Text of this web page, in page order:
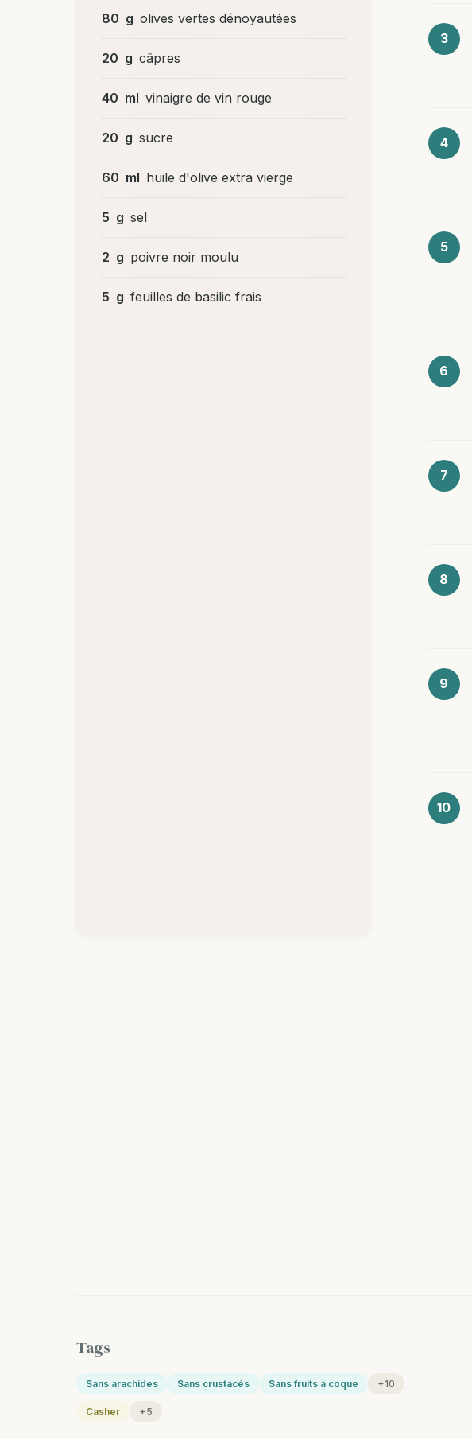
80 g olives vertes dénoyautées
20 g câpres
40 ml vinaigre de vin rouge
20 g sucre
60 ml huile d'olive extra vierge
5 g sel
2 g poivre noir moulu
5 g feuilles de basilic frais
Tags
Sans arachides Sans crustacés Sans fruits à coque +10
Casher +5